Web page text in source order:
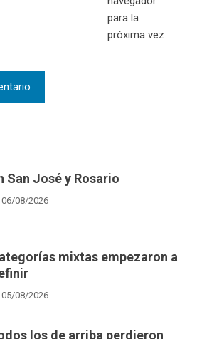
para la
próxima vez
San José y Rosario
06/08/2026
mixtas empezaron a
05/08/2026
los de arriba perdieron